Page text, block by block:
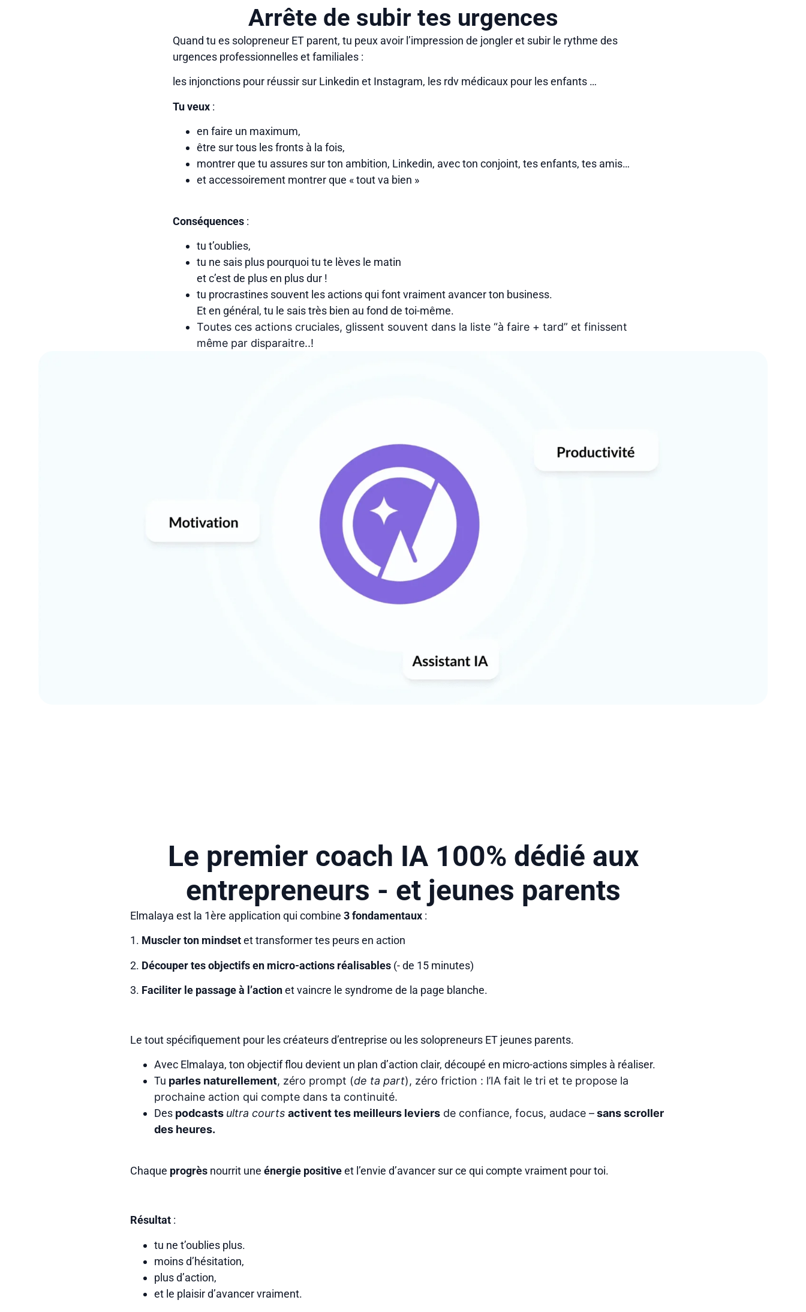
Arrête de subir tes urgences
Quand tu es solopreneur ET parent, tu peux avoir l’impression de jongler et subir le rythme des
urgences professionnelles et familiales :
les injonctions pour réussir sur Linkedin et Instagram, les rdv médicaux pour les enfants …
Tu veux :
en faire un maximum,
être sur tous les fronts à la fois,
montrer que tu assures sur ton ambition, Linkedin, avec ton conjoint, tes enfants, tes amis…
et accessoirement montrer que « tout va bien »
Conséquences :
tu t’oublies,
tu ne sais plus pourquoi tu te lèves le matin
et c’est de plus en plus dur !
tu procrastines souvent les actions qui font vraiment avancer ton business.
Et en général, tu le sais très bien au fond de toi-même.
Toutes ces actions cruciales, glissent souvent dans la liste “à faire + tard” et finissent
même par disparaitre..!
Le premier coach IA 100% dédié aux
entrepreneurs - et jeunes parents​
Elmalaya est la 1ère application qui combine 3 fondamentaux :
1. Muscler ton mindsetet transformer tes peurs en action
2. Découper tes objectifs en micro-actions réalisables (- de 15 minutes)
3. Faciliter le passage à l’actionet vaincre le syndrome de la page blanche.
Le tout spécifiquement pour les créateurs d’entreprise ou les solopreneurs ET jeunes parents.
Avec Elmalaya, ton objectif flou devient un plan d’action clair, découpé en micro-actions simples à réaliser.
Tu parles naturellement, zéro prompt (de ta part), zéro friction : l’IA fait le tri et te propose la
prochaine action qui compte dans ta continuité.
Des podcasts ultra courts activent tes meilleurs leviers de confiance, focus, audace –sans scroller
des heures.
Chaque progrès nourrit une énergie positiveet l’envie d’avancer sur ce qui compte vraiment pour toi.
Résultat :
tu ne t’oublies plus.
moins d’hésitation,
plus d’action,
et le plaisir d’avancer vraiment.